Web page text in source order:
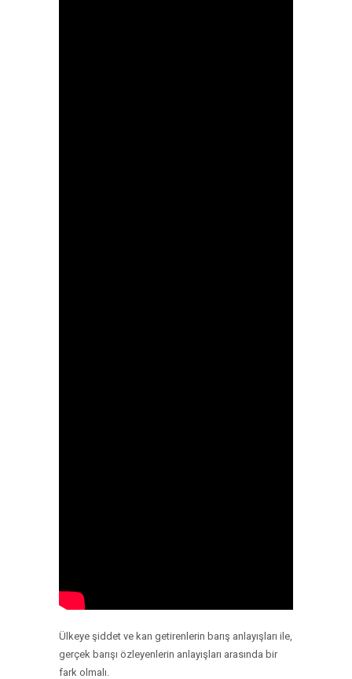
Ülkeye şiddet ve kan getirenlerin barış anlayışları ile,
gerçek barışı özleyenlerin anlayışları arasında bir
fark olmalı.